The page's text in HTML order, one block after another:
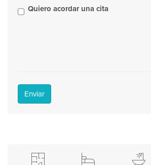
Quiero acordar una cita
Enviar